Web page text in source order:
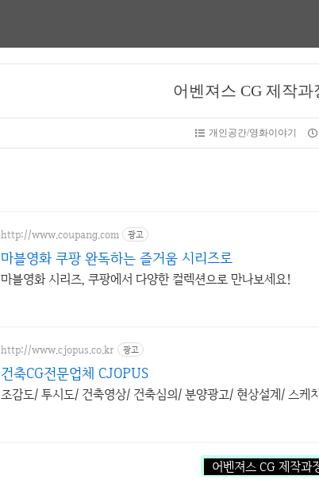
어벤져스 CG 제작
개인공간/영화이야기
http://www.coupang.com 광고
마블영화 쿠팡 완독하는 즐거움 시리즈로
마블영화 시리즈, 쿠팡에서 다양한 컬렉션으로 만나보세요!
http://www.cjopus.co.kr 광고
건축CG전문업체 CJOPUS
조감도/ 투시도/ 건축영상/ 건축심의/ 분양광고/ 현상설계/ 스케
어벤져스 CG 제작